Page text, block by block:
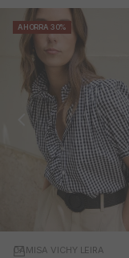
AHORRA 30%
CAMISA VICHY LEIRA